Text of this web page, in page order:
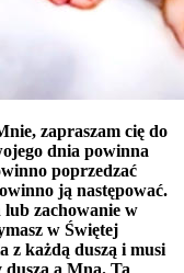
zapraszam cię do
dnia powinna
poprzedzać
ją następować.
zachowanie w
w Świętej
z każdą duszą i musi
duszą a Mną. Ta